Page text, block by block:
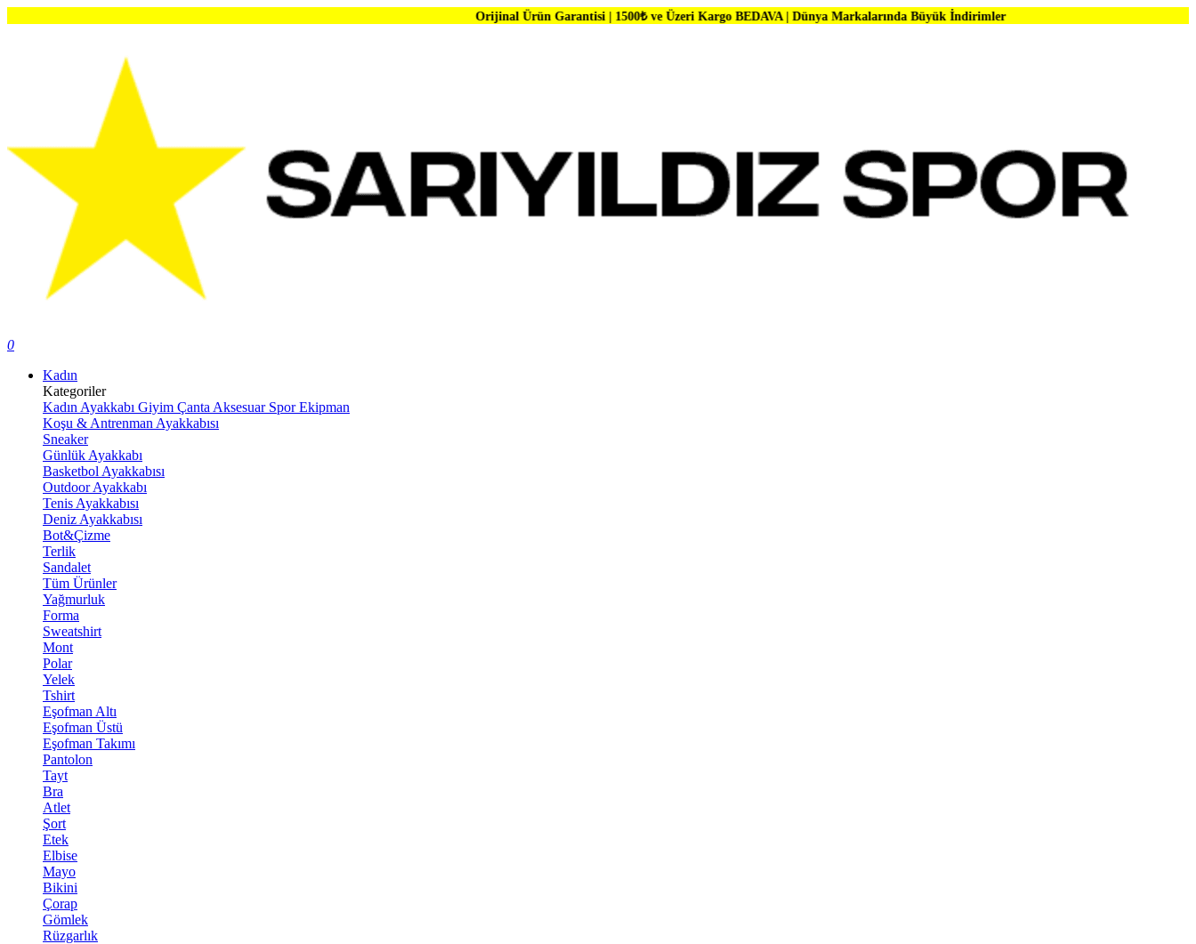
Orijinal Ürün Garantisi | 1500₺ ve Üzeri Kargo BEDAVA | Dünya Markalarında Büyük İndirimler
0
Kadın
Kategoriler
Kadın Ayakkabı Giyim Çanta Aksesuar Spor Ekipman
Koşu & Antrenman Ayakkabısı
Sneaker
Günlük Ayakkabı
Basketbol Ayakkabısı
Outdoor Ayakkabı
Tenis Ayakkabısı
Deniz Ayakkabısı
Bot&Çizme
Terlik
Sandalet
Tüm Ürünler
Yağmurluk
Forma
Sweatshirt
Mont
Polar
Yelek
Tshirt
Eşofman Altı
Eşofman Üstü
Eşofman Takımı
Pantolon
Tayt
Bra
Atlet
Şort
Etek
Elbise
Mayo
Bikini
Çorap
Gömlek
Rüzgarlık